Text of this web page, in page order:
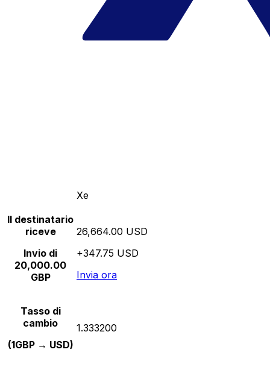
Xe
Il destinatario
riceve
Invio di
20,000.00
GBP
26,664.00 USD
+347.75 USD
Invia ora
Tasso di
cambio
(1GBP → USD)
1.333200